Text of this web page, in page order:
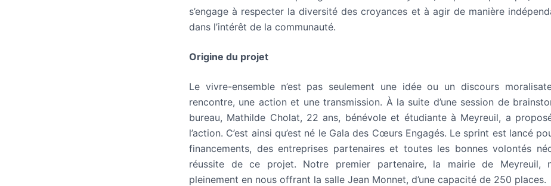
s’engage à respecter la diversité des croyances et à agir de manière
dans l’intérêt de la communauté.
Origine du projet
Le vivre-ensemble n’est pas seulement une idée ou un discours
rencontre, une action et une transmission. À la suite d’une session de
bureau, Mathilde Cholat, 22 ans, bénévole et étudiante à Meyreuil, a
l’action. C’est ainsi qu’est né le Gala des Cœurs Engagés. Le sprint est lancé
financements, des entreprises partenaires et toutes les bonnes volontés
réussite de ce projet. Notre premier partenaire, la mairie de Meyreuil,
pleinement en nous offrant la salle Jean Monnet, d’une capacité de 250 places.